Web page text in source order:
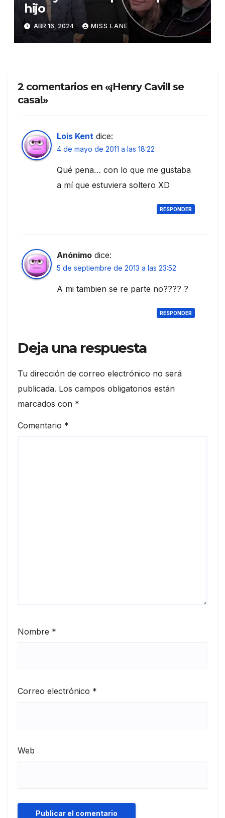
hijo
ABR 16, 2024 MISS LANE
2 comentarios en «¡Henry Cavill se
casa!»
Lois Kent dice:
4 de mayo de 2011 a las 18:22
Qué pena… con lo que me gustaba
a mí que estuviera soltero XD
RESPONDER
Anónimo dice:
5 de septiembre de 2013 a las 23:52
A mi tambien se re parte no???? ?
RESPONDER
Deja una respuesta
Tu dirección de correo electrónico no será
publicada. Los campos obligatorios están
marcados con *
Comentario *
Nombre *
Correo electrónico *
Web